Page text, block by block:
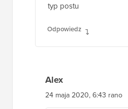
typ postu
Odpowiedz
Alex
24 maja 2020, 6:43 rano